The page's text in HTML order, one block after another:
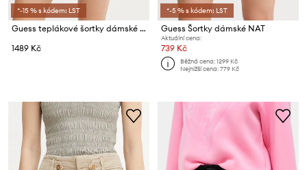
*-15 % s kódem: LST
Guess teplákové šortky dámské s modalem OLYMPE
1489 Kč
*-5 % s kódem: LST
Guess Šortky dámské NAT
Aktuální cena:
739 Kč
Běžná cena:1299 Kč
Nejnižší cena:779 Kč